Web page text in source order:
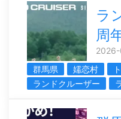
ラ
周
群馬県
嬬恋村
ランドクルーザー